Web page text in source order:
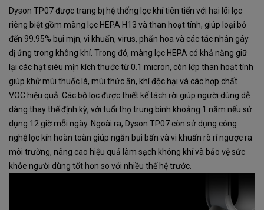
Dyson TP07 được trang bị hệ thống lọc khí tiên tiến với hai lõi lọc
riêng biệt gồm màng lọc HEPA H13 và than hoạt tính, giúp loại bỏ
đến 99.95% bụi mịn, vi khuẩn, virus, phấn hoa và các tác nhân gây
dị ứng trong không khí. Trong đó, màng lọc HEPA có khả năng giữ
lại các hạt siêu mịn kích thước từ 0.1 micron, còn lớp than hoạt tính
giúp khử mùi thuốc lá, mùi thức ăn, khí độc hại và các hợp chất
VOC hiệu quả. Các bộ lọc được thiết kế tách rời giúp người dùng dễ
dàng thay thế định kỳ, với tuổi thọ trung bình khoảng 1 năm nếu sử
dụng 12 giờ mỗi ngày. Ngoài ra, Dyson TP07 còn sử dụng công
nghệ lọc kín hoàn toàn giúp ngăn bụi bẩn và vi khuẩn rò rỉ ngược ra
môi trường, nâng cao hiệu quả làm sạch không khí và bảo vệ sức
khỏe người dùng tốt hơn so với nhiều thế hệ trước.​​​​​​​